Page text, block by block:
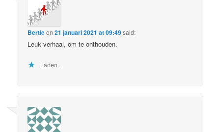
Bertieon21 januari 2021 at 09:49said:
Leuk verhaal, om te onthouden.
Laden...